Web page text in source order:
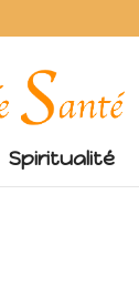
Spiritualité